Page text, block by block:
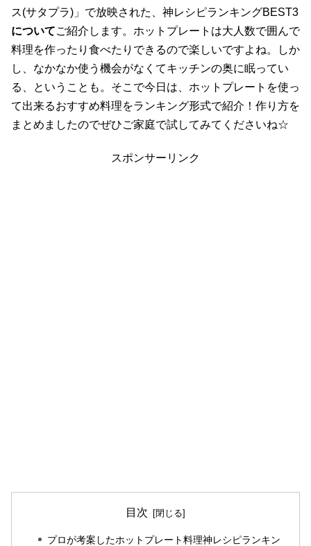
ス(サタプラ)」で放映された、神レシピランキングBEST3
についてご紹介します。ホットプレートは大人数で囲んで
料理を作ったり食べたりできるので楽しいですよね。しか
し、なかなか使う機会がなくてキッチンの奥に眠ってい
る、ということも。そこで今日は、ホットプレートを使っ
て出来るおすすめ料理をランキング形式で紹介！作り方を
まとめましたのでぜひご家庭で試してみてくださいね☆
スポンサーリンク
目次
プロが考案したホットプレート料理神レシピランキン